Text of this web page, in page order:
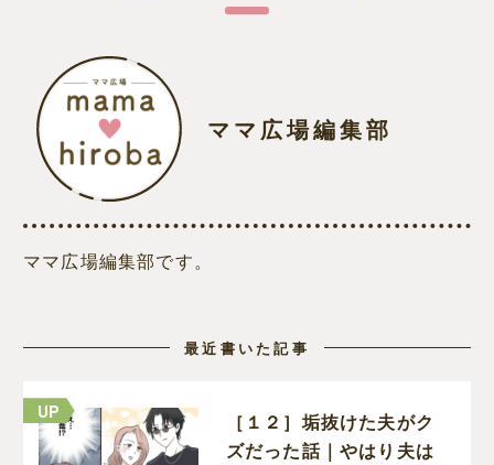
ママ広場編集部
ママ広場編集部です。
最近書いた記事
［１２］垢抜けた夫がク
ズだった話｜やはり夫は